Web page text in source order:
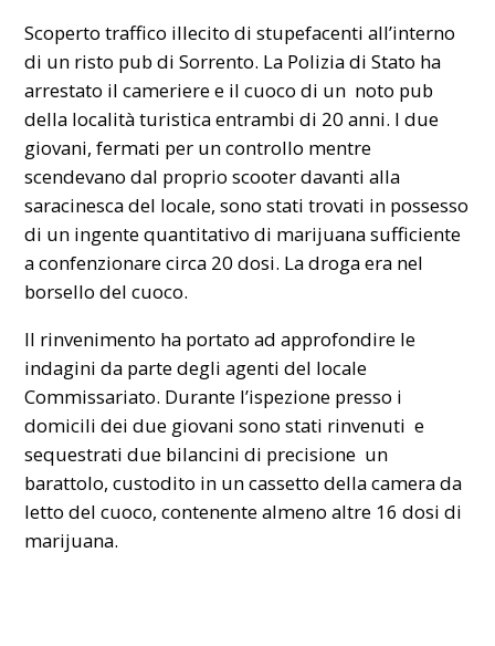
Scoperto traffico illecito di stupefacenti all’interno
di un risto pub di Sorrento. La Polizia di Stato ha
arrestato il cameriere e il cuoco di un noto pub
della località turistica entrambi di 20 anni. I due
giovani, fermati per un controllo mentre
scendevano dal proprio scooter davanti alla
saracinesca del locale, sono stati trovati in possesso
di un ingente quantitativo di marijuana sufficiente
a confenzionare circa 20 dosi. La droga era nel
borsello del cuoco.
Il rinvenimento ha portato ad approfondire le
indagini da parte degli agenti del locale
Commissariato. Durante l’ispezione presso i
domicili dei due giovani sono stati rinvenuti e
sequestrati due bilancini di precisione un
barattolo, custodito in un cassetto della camera da
letto del cuoco, contenente almeno altre 16 dosi di
marijuana.